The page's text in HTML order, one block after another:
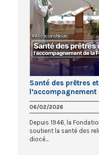
Santé des prêtres
pour le Clergé
06/02/2026
Depuis 1946, la
soutient la santé des
diocé...